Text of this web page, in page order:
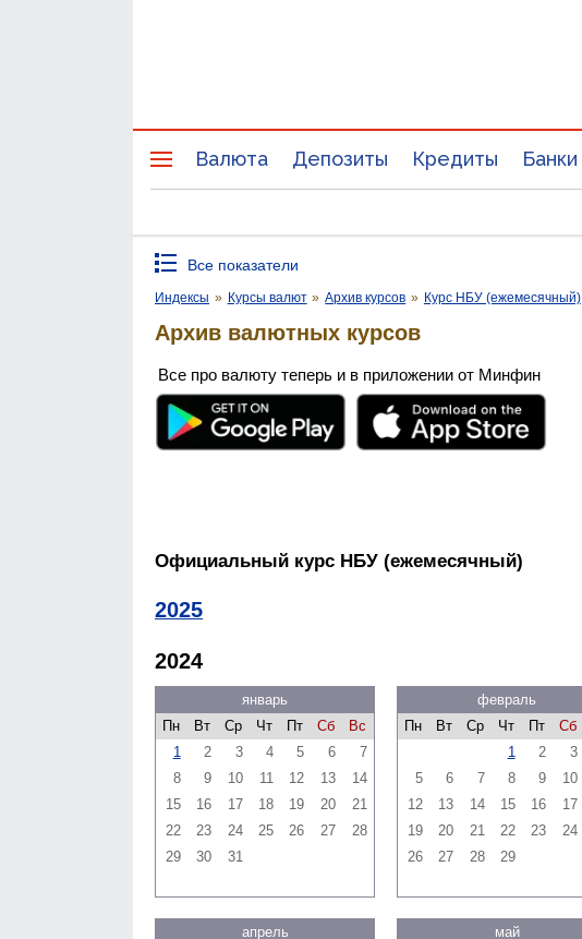
Валюта Депозиты Кредиты Банки
Все показатели
Индексы » Курсы валют » Архив курсов » Курс НБУ (ежемесячный)
Архив валютных курсов
Все про валюту теперь и в приложении от Минфин
Официальный курс НБУ (ежемесячный)
2025
2024
январь
Пн
Вт Ср Чт Пт Сб
Вс
1
2 3 4 5 6
7
8
9 10 11 12 13
14
15
16 17 18 19 20
21
22
23 24 25 26 27
28
29
30 31
февраль
Пн
Вт Ср Чт Пт Сб
1
2 3
5
6 7 8 9 10
12
13 14 15 16 17
19
20 21 22 23 24
26
27 28 29
апрель
май